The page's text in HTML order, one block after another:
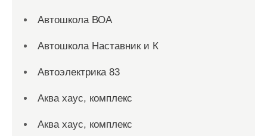
Автошкола ВОА
Автошкола Наставник и К
Автоэлектрика 83
Аква хаус, комплекс
Аква хаус, комплекс